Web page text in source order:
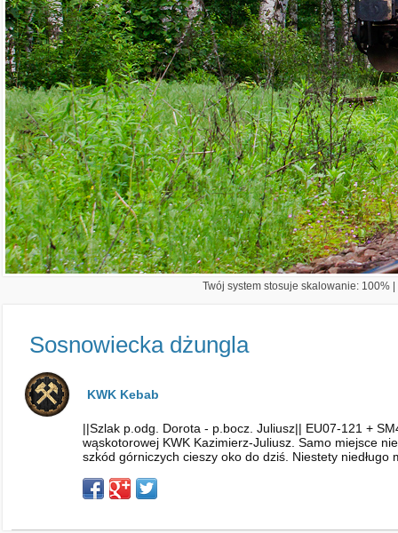
Twój system stosuje skalowanie: 100%
Sosnowiecka dżungla
KWK Kebab
||Szlak p.odg. Dorota - p.bocz. Juliusz|| EU07-121 +
wąskotorowej KWK Kazimierz-Juliusz. Samo miejsce
szkód górniczych cieszy oko do dziś. Niestety